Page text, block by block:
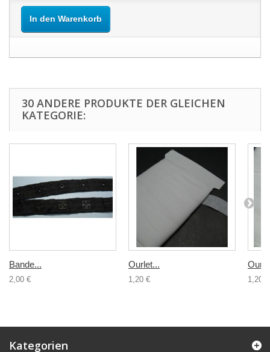
In den Warenkorb
30 ANDERE PRODUKTE DER GLEICHEN
KATEGORIE:
Bande...
2,00 €
Ourlet...
1,20 € 1,20 €
Kategorien